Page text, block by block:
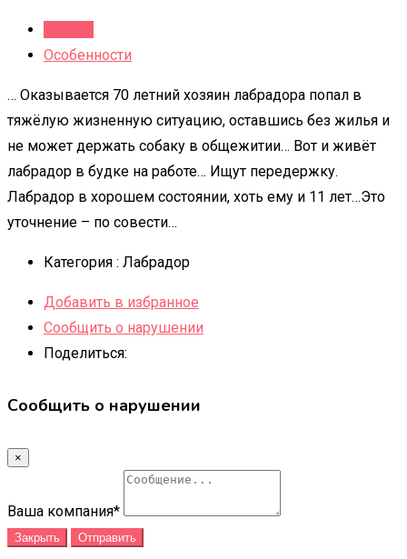
Особенности
… Оказывается 70 летний хозяин лабрадора попал в
тяжёлую жизненную ситуацию, оставшись без жилья и
не может держать собаку в общежитии… Вот и живёт
лабрадор в будке на работе… Ищут передержку.
Лабрадор в хорошем состоянии, хоть ему и 11 лет…Это
уточнение – по совести…
Категория : Лабрадор
Добавить в избранное
Сообщить о нарушении
Поделиться:
Сообщить о нарушении
×
Ваша компания*
Закрыть Отправить